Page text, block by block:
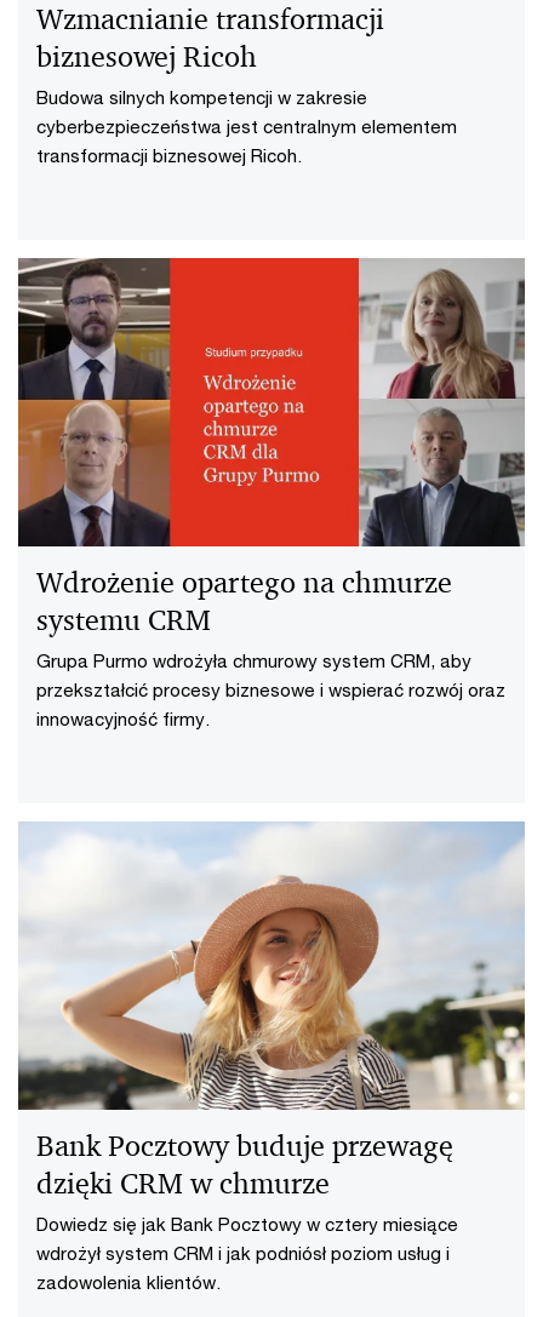
Wzmacnianie transformacji
biznesowej Ricoh
Budowa silnych kompetencji w zakresie
cyberbezpieczeństwa jest centralnym elementem
transformacji biznesowej Ricoh.
Wdrożenie opartego na chmurze
systemu CRM
Grupa Purmo wdrożyła chmurowy system CRM, aby
przekształcić procesy biznesowe i wspierać rozwój oraz
innowacyjność firmy.
Bank Pocztowy buduje przewagę
dzięki CRM w chmurze
Dowiedz się jak Bank Pocztowy w cztery miesiące
wdrożył system CRM i jak podniósł poziom usług i
zadowolenia klientów.